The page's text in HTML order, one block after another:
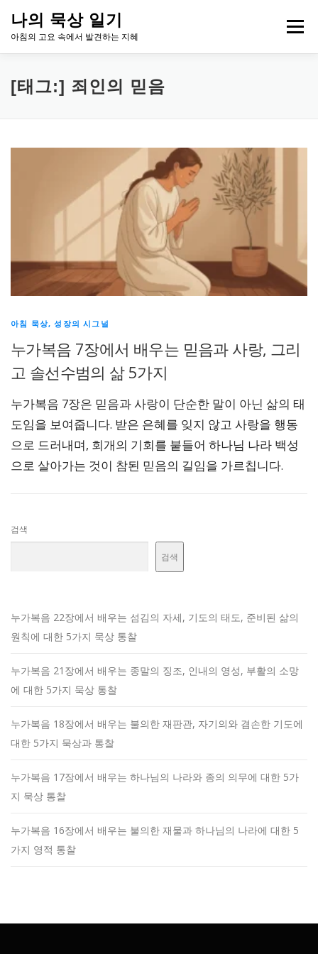
나의 묵상 일기
아침의 고요 속에서 발견하는 지혜
메뉴
HOME 아침 묵상, 성장의 시그널
[태그:] 죄인의 믿음
아침 묵상, 성장의 시그널
누가복음 7장에서 배우는 믿음과 사랑, 그리
고 솔선수범의 삶 5가지
누가복음 7장은 믿음과 사랑이 단순한 말이 아닌 삶의 태
도임을 보여줍니다. 받은 은혜를 잊지 않고 사랑을 행동
으로 드러내며, 회개의 기회를 붙들어 하나님 나라 백성
으로 살아가는 것이 참된 믿음의 길임을 가르칩니다.
검색
검색
누가복음 22장에서 배우는 섬김의 자세, 기도의 태도, 준비된 삶의
원칙에 대한 5가지 묵상 통찰
누가복음 21장에서 배우는 종말의 징조, 인내의 영성, 부활의 소망
에 대한 5가지 묵상 통찰
누가복음 18장에서 배우는 불의한 재판관, 자기의와 겸손한 기도에
대한 5가지 묵상과 통찰
누가복음 17장에서 배우는 하나님의 나라와 종의 의무에 대한 5가
지 묵상 통찰
누가복음 16장에서 배우는 불의한 재물과 하나님의 나라에 대한 5
가지 영적 통찰